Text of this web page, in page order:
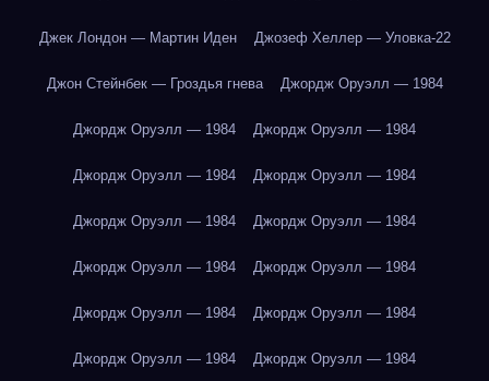
Джек Лондон — Мартин Иден Джозеф Хеллер — Уловка-22
Джон Стейнбек — Гроздья гнева Джордж Оруэлл — 1984
Джордж Оруэлл — 1984 Джордж Оруэлл — 1984
Джордж Оруэлл — 1984 Джордж Оруэлл — 1984
Джордж Оруэлл — 1984 Джордж Оруэлл — 1984
Джордж Оруэлл — 1984 Джордж Оруэлл — 1984
Джордж Оруэлл — 1984 Джордж Оруэлл — 1984
Джордж Оруэлл — 1984 Джордж Оруэлл — 1984